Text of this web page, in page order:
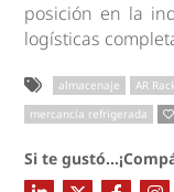
posición en la
logísticas
almacenaje AR
mercancía refrigerada
Si te